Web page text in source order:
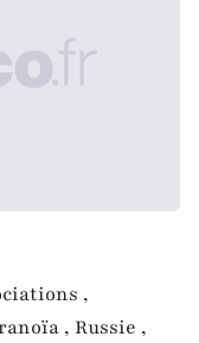
,
, Russie ,